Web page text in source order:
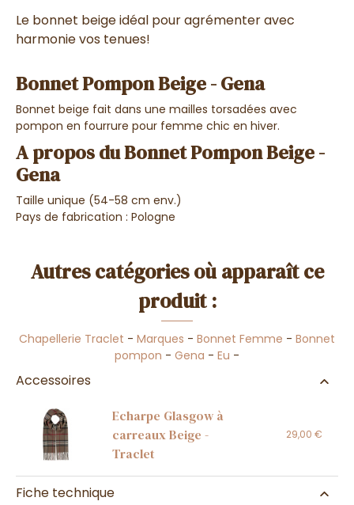
Le bonnet beige idéal pour agrémenter avec
harmonie vos tenues!
Bonnet Pompon Beige - Gena
Bonnet beige fait dans une mailles torsadées avec
pompon en fourrure pour femme chic en hiver.
A propos du Bonnet Pompon Beige -
Gena
Taille unique (54-58 cm env.)
Pays de fabrication : Pologne
Autres catégories où apparaît ce
produit :
Chapellerie Traclet - Marques - Bonnet Femme - Bonnet
pompon - Gena - Eu -
Accessoires
Echarpe Glasgow à
carreaux Beige -
Traclet
29,00 €
Fiche technique